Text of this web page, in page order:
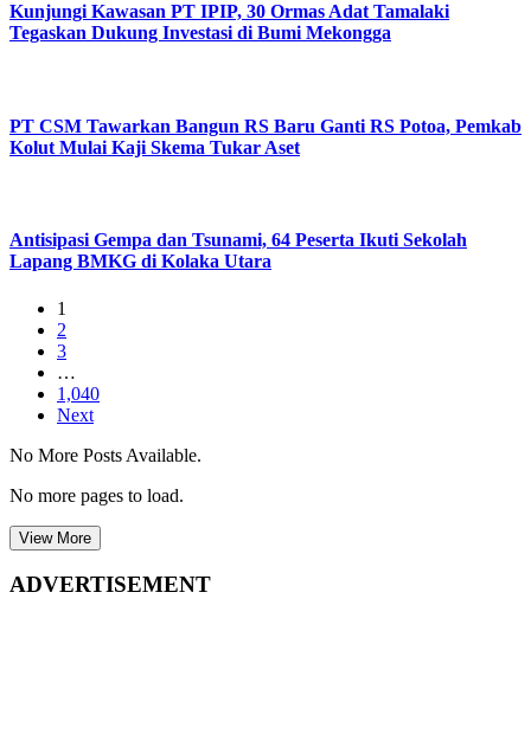
Kunjungi Kawasan PT IPIP, 30 Ormas Adat Tamalaki
Tegaskan Dukung Investasi di Bumi Mekongga
PT CSM Tawarkan Bangun RS Baru Ganti RS Potoa, Pemkab
Kolut Mulai Kaji Skema Tukar Aset
Antisipasi Gempa dan Tsunami, 64 Peserta Ikuti Sekolah
Lapang BMKG di Kolaka Utara
1
2
3
…
1,040
Next
No More Posts Available.
No more pages to load.
View More
ADVERTISEMENT